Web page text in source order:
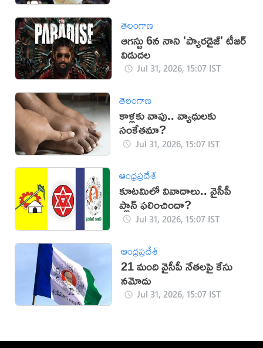
తెలంగాణ
ఆగస్టు 6న నాని 'ప్యారడైజ్' టీజర్
విడుదల
Jul 31, 2026, 15:07 IST
తెలంగాణ
కాళ్లకు వాపు.. వ్యాధులకు
సంకేతమా?
Jul 31, 2026, 15:07 IST
ఆంధ్రప్రదేశ్
కూట‌మిలో వివాదాలు.. వైసీపీ
ప్లాన్ ఫలించిందా?
Jul 31, 2026, 15:07 IST
ఆంధ్రప్రదేశ్
21 మంది వైసీపీ నేతలపై కేసు
నమోదు
Jul 31, 2026, 15:07 IST